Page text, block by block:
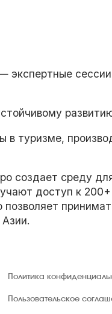
экспертные сессии
в туризме,
создает среду
доступ к
Политика
Пользовательское